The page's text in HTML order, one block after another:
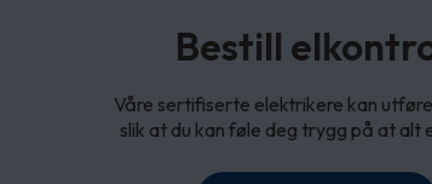
Bestill
Våre sertifiserte elektrikere kan
slik at du kan føle deg trygg på at alt